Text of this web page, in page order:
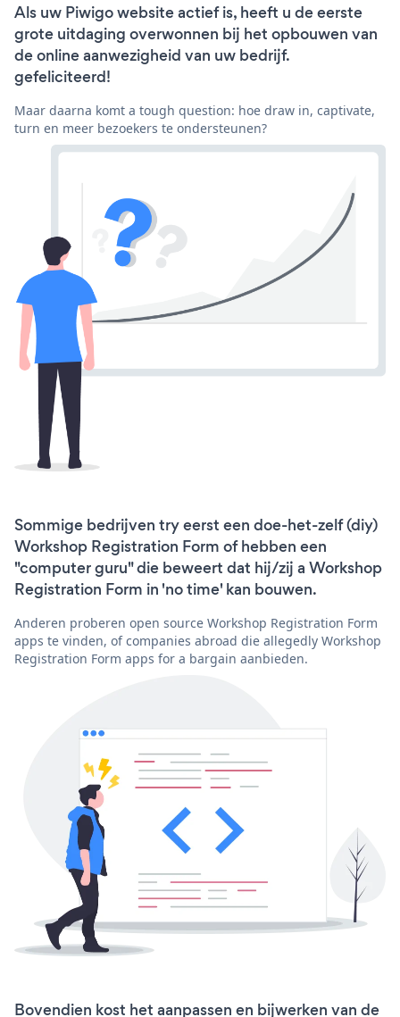
Als uw Piwigo website actief is, heeft u de eerste
grote uitdaging overwonnen bij het opbouwen van
de online aanwezigheid van uw bedrijf.
gefeliciteerd!
Maar daarna komt a tough question: hoe draw in, captivate,
turn en meer bezoekers te ondersteunen?
Sommige bedrijven try eerst een doe-het-zelf (diy)
Workshop Registration Form of hebben een
"computer guru" die beweert dat hij/zij a Workshop
Registration Form in 'no time' kan bouwen.
Anderen proberen open source Workshop Registration Form
apps te vinden, of companies abroad die allegedly Workshop
Registration Form apps for a bargain aanbieden.
Bovendien kost het aanpassen en bijwerken van de